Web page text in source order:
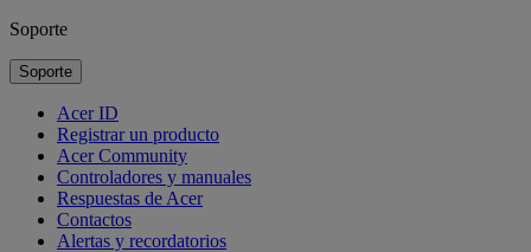
Soporte
Soporte
Acer ID
Registrar un producto
Acer Community
Controladores y manuales
Respuestas de Acer
Contactos
Alertas y recordatorios